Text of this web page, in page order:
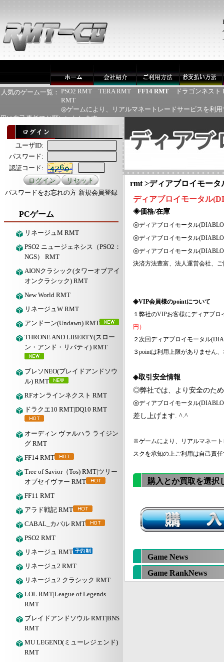
人気のゲーム一覧： PSO2 RMT TERA RMT FF14 RMT
ドラゴンネスト
RMT
◎ゲームにより、リアルマネートレードサービスを利
用は自己責任でお願いいたします
ユーザID:
パスワード:
認証コード:
パスワードをお忘れの方 新規会員登録
PCゲーム
リネージュM RMT
PSO2 ニュージェネシス（PSO2：
NGS） RMT
AIONクラシック(タワーオブアイ
オンクラシック) RMT
New World RMT
リネージュW RMT
アンドーン(Undawn) RMT
THRONE AND LIBERTY(スロー
ン・アンド・リバティ) RMT
ブレソNEO(ブレイドアンドソウ
ル) RMT
RFオンラインネクスト RMT
ドラクエ10 RMT|DQ10 RMT
オーディン ヴァルハラ ライジン
グ RMT
FF14 RMT
Tree of Savior（Tos) RMT|ツリー
オブセイヴァー RMT
FF11 RMT
アラド戦記 RMT
CABAL_カバル RMT
PSO2 RMT
リネージュ RMT
リネージュ2 RMT
リネージュ2 クラシック RMT
LOL RMT|League of Legends
RMT
ブレイドアンドソウル RMT|BNS
RMT
MU LEGEND(ミューレジェンド)
RMT
rmt >ディアブロイモー
ディアブロイモータル
◈価格/在庫
◎ディアブロイモータル
◎ディアブロイモータル
◎ディアブロイモータル
決済方法豊富、法人運営会社、
◈VIP会員様のpointについて
１弊社のVIPお客様にディアブロ
円）
２次回ディアブロイモータル
３ pointは利用上限がありません
◈取引安全情報
◎弊社では、より安全のた
◎ディアブロイモータル
差し上げます. ^.^
※ゲームにより、リアルマネー
スクを承知の上ご利用は自己責
購入とか買取を選択
Game News
Game RankNews